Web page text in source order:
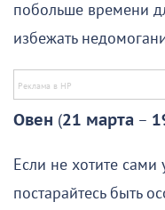
побольше времени
избежать
Овен (21 марта –
Если не хотите сами
постарайтесь быть